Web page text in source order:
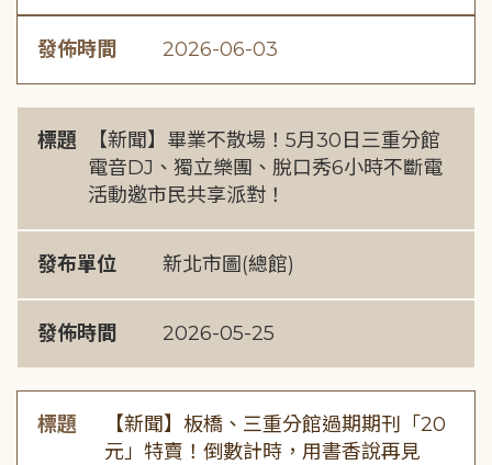
發佈時間 2026-06-03
標題
【新聞】畢業不散場！5月30日三重分館
電音DJ、獨立樂團、脫口秀6小時不斷電
活動邀市民共享派對！
發布單位 新北市圖(總館)
發佈時間 2026-05-25
標題
【新聞】板橋、三重分館過期期刊「20
元」特賣！倒數計時，用書香說再見